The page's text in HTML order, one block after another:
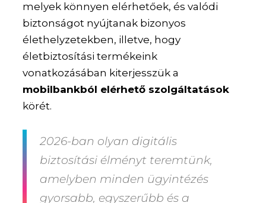
melyek könnyen elérhetőek, és valódi
biztonságot nyújtanak bizonyos
élethelyzetekben, illetve, hogy
életbiztosítási termékeink
vonatkozásában kiterjesszük a
mobilbankból elérhető szolgáltatások
körét.
2026-ban olyan digitális
biztosítási élményt teremtünk,
amelyben minden ügyintézés
gyorsabb, egyszerűbb és a